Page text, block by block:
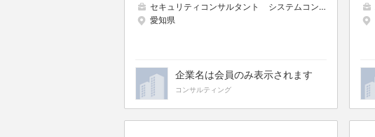
セキュリティコンサルタント
システムコンサルタント
愛知県
企業名は会員のみ表示されます
コンサルティング